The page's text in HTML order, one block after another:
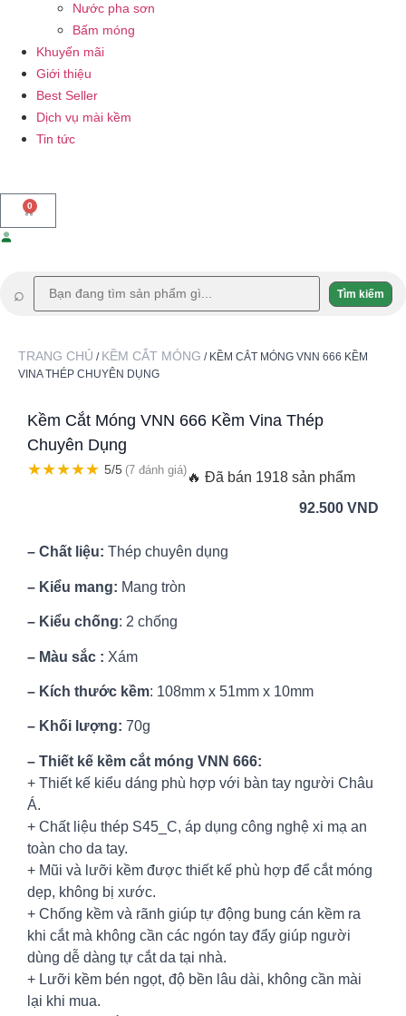
Nước pha sơn
Bấm móng
Khuyến mãi
Giới thiệu
Best Seller
Dịch vụ mài kềm
Tin tức
0
⌕ Tìm kiếm
TRANG CHỦ / KỀM CẮT MÓNG / KỀM CẮT MÓNG VNN 666 KỀM
VINA THÉP CHUYÊN DỤNG
Kềm Cắt Móng VNN 666 Kềm Vina Thép
Chuyên Dụng
★★★★★ 5/5 (7 đánh giá) 🔥 Đã bán 1918 sản phẩm
92.500 VND
– Chất liệu: Thép chuyên dụng
– Kiểu mang: Mang tròn
– Kiểu chống: 2 chống
– Màu sắc : Xám
– Kích thước kềm: 108mm x 51mm x 10mm
– Khối lượng: 70g
– Thiết kế kềm cắt móng VNN 666:
+ Thiết kế kiểu dáng phù hợp với bàn tay người Châu
Á.
+ Chất liệu thép S45_C, áp dụng công nghệ xi mạ an
toàn cho da tay.
+ Mũi và lưỡi kềm được thiết kế phù hợp để cắt móng
dẹp, không bị xước.
+ Chống kềm và rãnh giúp tự động bung cán kềm ra
khi cắt mà không cần các ngón tay đẩy giúp người
dùng dễ dàng tự cắt da tại nhà.
+ Lưỡi kềm bén ngọt, độ bền lâu dài, không cần mài
lại khi mua.